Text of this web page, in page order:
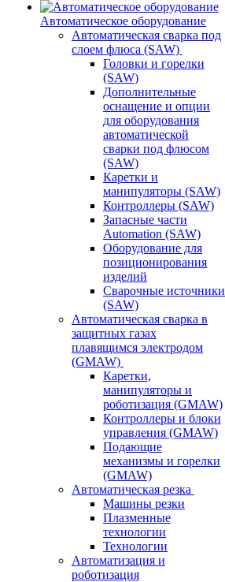
Автоматическое оборудование
Автоматическая сварка под
слоем флюса (SAW)
Головки и горелки
(SAW)
Дополнительные
оснащение и опции
для оборудования
автоматической
сварки под флюсом
(SAW)
Каретки и
манипуляторы (SAW)
Контроллеры (SAW)
Запасные части
Automation (SAW)
Оборудование для
позиционирования
изделий
Сварочные источники
(SAW)
Автоматическая сварка в
защитных газах
плавящимся электродом
(GMAW)
Каретки,
манипуляторы и
роботизация (GMAW)
Контроллеры и блоки
управления (GMAW)
Подающие
механизмы и горелки
(GMAW)
Автоматическая резка
Машины резки
Плазменные
технологии
Технологии
Автоматизация и
роботизация